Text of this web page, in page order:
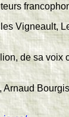
Vigneault,
de sa